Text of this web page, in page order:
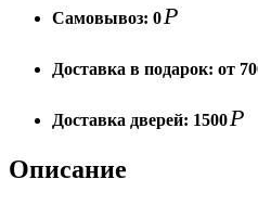
Самовывоз: 0Р
Доставка в подарок: от
Доставка дверей: 1500Р
Описание